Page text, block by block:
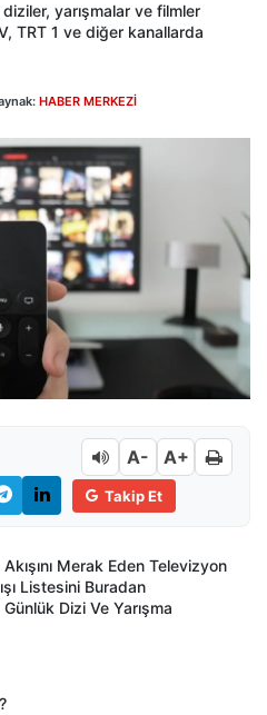
yarışmalar ve filmler
TRT 1 ve diğer kanallarda
HABER MERKEZİ
A- A+
Takip Et
Merak Eden Televizyon
Listesini Buradan
Dizi Ve Yarışma